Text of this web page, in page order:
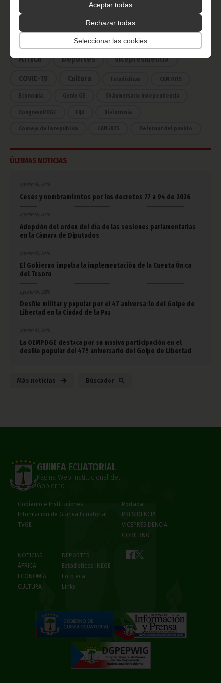
Aceptar todas
Rechazar todas
Seleccionar las cookies
CATEGORÍAS
Noticias Gobierno
Presidencia
África
Deportes Vicepresidencia
COVID-19 Cultura Estadísticas CAN 2015
Economía Gente GE 50 Aniversario Independencia
CongresoPDGE FIJA Bielorrusia
Consejo de la república CAN 2025 Defensor del pueblo
ÚLTIMAS NOTICIAS
agosto 06, 2026
Ceses y nombramientos por los decretos 77 a 94 de 2026
Adopción del orden del día de las sesiones parlamentarias
en la Cámara de Diputados
El Gobierno impulsa la implementación de la Cuenta Única
del Tesoro
agosto 04, 2026
Desfile militar y popular por el 47 aniversario del Golpe de
Libertad en la Ciudad de la Paz
La OEMPDGE destaca por su masiva participación en el
desfile popular del 47º aniversario del Golpe de Libertad
Más noticias Búscador
GUINEA ECUATORIAL
Página Web Institucional del
Gobierno
Gobierno e Instituciones
Información de Guinea Ecuatorial
TVGE
Portada
PRESIDENCIA
VICEPRESIDENCIA
GOBIERNO
NOTICIAS
ÁFRICA
ECONOMÍA
CULTURA
DEPORTES
Estadísticas INEGE
Fototeca
Links